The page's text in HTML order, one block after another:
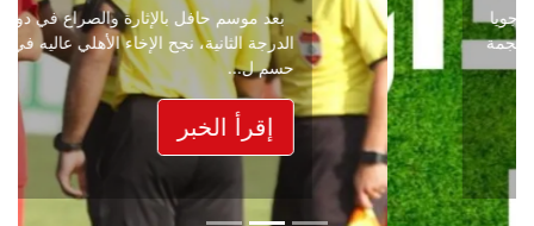
بعد موسم حافل بالإثارة والصراع في دوري
الدرجة الثانية، نجح الإخاء الأهلي عاليه في
حسم ل...
إقرأ الخبر